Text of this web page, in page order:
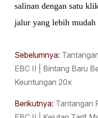
salinan dengan satu
jalur yang lebih
Sebelumnya:
EBC II | Bintang Baru
Keuntungan 20x
Berikutnya: Tantangan